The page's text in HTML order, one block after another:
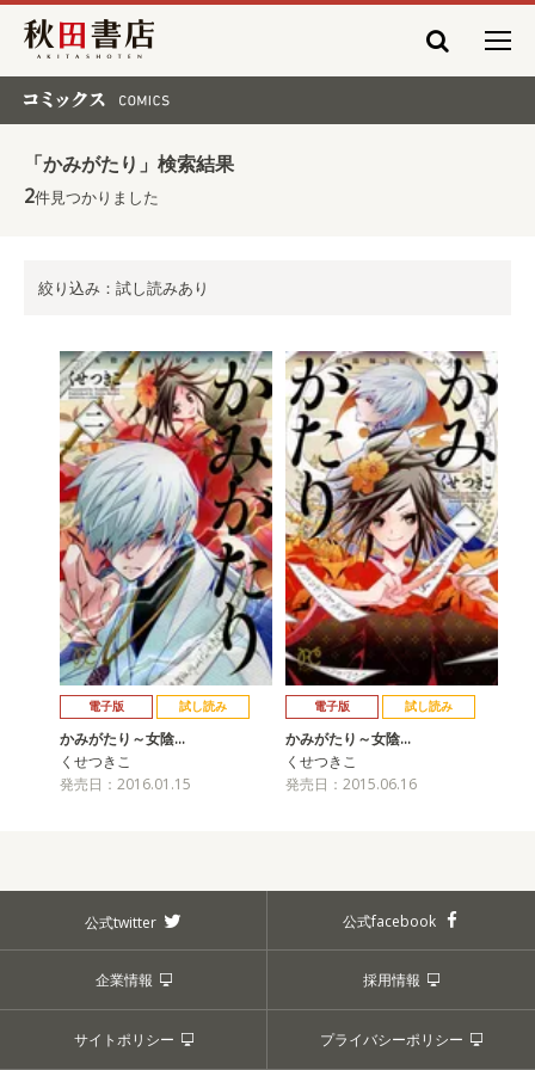
秋田書店
「かみがたり」検索結果
2件見つかりました
絞り込み：試し読みあり
電子版 試し読み
かみがたり～女陰…
くせつきこ
発売日：2016.01.15
電子版 試し読み
かみがたり～女陰…
くせつきこ
発売日：2015.06.16
公式twitter 公式facebook
企業情報 採用情報
サイトポリシー プライバシーポリシー